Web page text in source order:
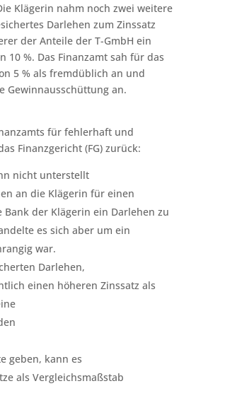
Klägerin nahm noch zwei weitere
Darlehen zum Zinssatz
der Anteile der T-GmbH ein
10 %. Das Finanzamt sah für das
5 % als fremdüblich an und
Gewinnausschüttung an.
für fehlerhaft und
Finanzgericht (FG) zurück:
nicht unterstellt
an die Klägerin für einen
der Klägerin ein Darlehen zu
es sich aber um ein
war.
Darlehen,
einen höheren Zinssatz als
geben, kann es
als Vergleichsmaßstab